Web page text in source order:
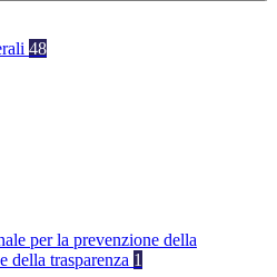
48
per la prevenzione della
della trasparenza 1